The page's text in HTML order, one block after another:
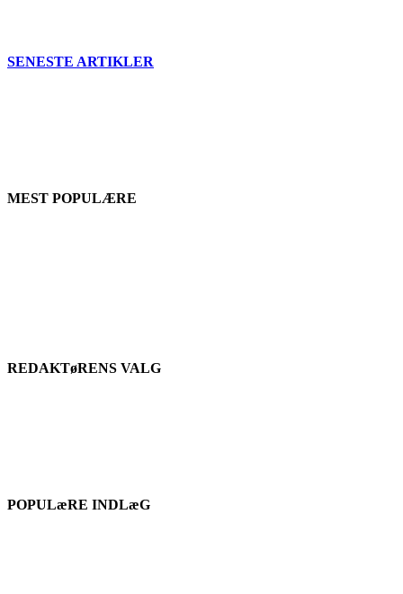
SENESTE ARTIKLER
MEST POPULÆRE
REDAKTøRENS VALG
POPULæRE INDLæG